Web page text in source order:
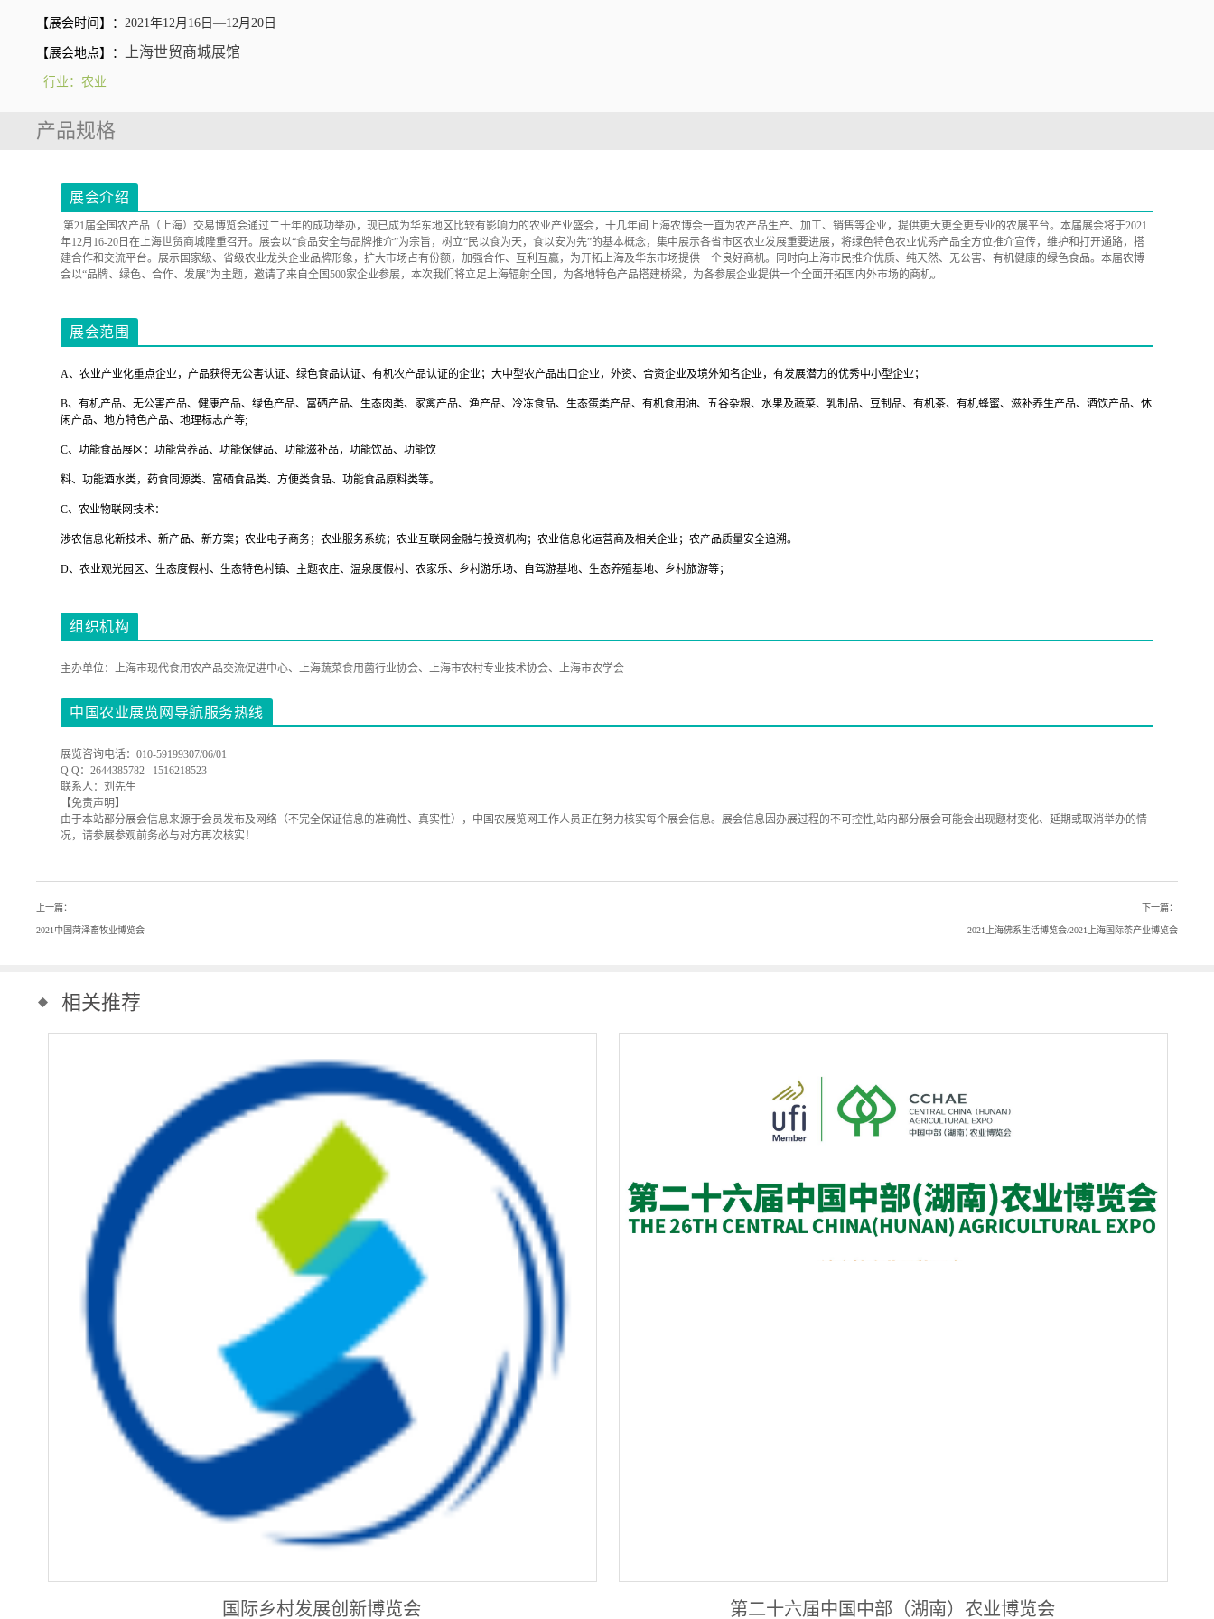
【展会时间】：2021年12月16日—12月20日
【展会地点】： 上海世贸商城展馆
行业：农业
产品规格
展会介绍
第21届全国农产品（上海）交易博览会通过二十年的成功举办，现已成为华东地区比较有影响力的农业产业盛会，十几年间上海农博会一直为农产品生产、加工、销售等企业，提供更大更全更专业的农展平台。本届展会将于2021
年12月16-20日在上海世贸商城隆重召开。展会以“食品安全与品牌推介”为宗旨，树立“民以食为天，食以安为先”的基本概念，集中展示各省市区农业发展重要进展，将绿色特色农业优秀产品全方位推介宣传，维护和打开通路，搭
建合作和交流平台。展示国家级、省级农业龙头企业品牌形象，扩大市场占有份额，加强合作、互利互赢，为开拓上海及华东市场提供一个良好商机。同时向上海市民推介优质、纯天然、无公害、有机健康的绿色食品。本届农博
会以“品牌、绿色、合作、发展”为主题，邀请了来自全国500家企业参展，本次我们将立足上海辐射全国，为各地特色产品搭建桥梁，为各参展企业提供一个全面开拓国内外市场的商机。
展会范围
A、农业产业化重点企业，产品获得无公害认证、绿色食品认证、有机农产品认证的企业；大中型农产品出口企业，外资、合资企业及境外知名企业，有发展潜力的优秀中小型企业；
B、有机产品、无公害产品、健康产品、绿色产品、富硒产品、生态肉类、家禽产品、渔产品、冷冻食品、生态蛋类产品、有机食用油、五谷杂粮、水果及蔬菜、乳制品、豆制品、有机茶、有机蜂蜜、滋补养生产品、酒饮产品、休
闲产品、地方特色产品、地理标志产等;
C、功能食品展区：功能营养品、功能保健品、功能滋补品，功能饮品、功能饮
料、功能酒水类，药食同源类、富硒食品类、方便类食品、功能食品原料类等。
C、农业物联网技术：
涉农信息化新技术、新产品、新方案；农业电子商务；农业服务系统；农业互联网金融与投资机构；农业信息化运营商及相关企业；农产品质量安全追溯。
D、农业观光园区、生态度假村、生态特色村镇、主题农庄、温泉度假村、农家乐、乡村游乐场、自驾游基地、生态养殖基地、乡村旅游等；
组织机构
主办单位：上海市现代食用农产品交流促进中心、上海蔬菜食用菌行业协会、上海市农村专业技术协会、上海市农学会
中国农业展览网导航服务热线
展览咨询电话：010-59199307/06/01
Q Q：2644385782 1516218523
联系人：刘先生
【免责声明】
由于本站部分展会信息来源于会员发布及网络（不完全保证信息的准确性、真实性），中国农展览网工作人员正在努力核实每个展会信息。展会信息因办展过程的不可控性,站内部分展会可能会出现题材变化、延期或取消举办的情
况，请参展参观前务必与对方再次核实！
上一篇：
2021中国菏泽畜牧业博览会
下一篇：
2021上海佛系生活博览会/2021上海国际茶产业博览会
相关推荐
国际乡村发展创新博览会 第二十六届中国中部（湖南）农业博览会